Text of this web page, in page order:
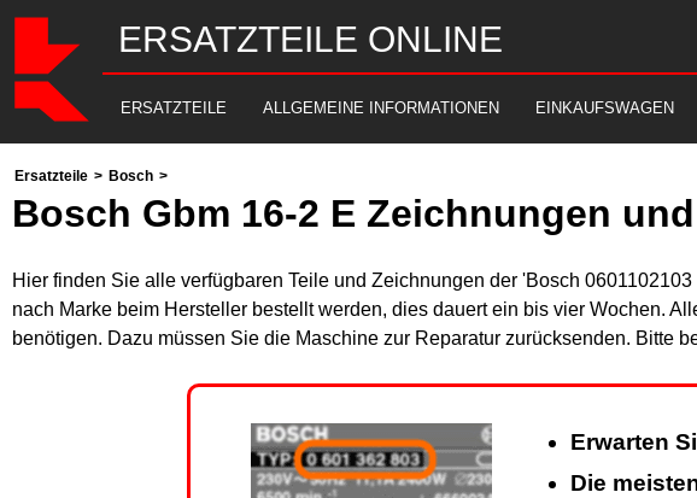
ERSATZTEILE ONLINE
ERSATZTEILE ALLGEMEINE INFORMATIONEN EINKAUFSWAGEN
Ersatzteile > Bosch >
Bosch Gbm 16-2 E Zeichnungen
Hier finden Sie alle verfügbaren Teile und Zeichnungen der 'Bosch
nach Marke beim Hersteller bestellt werden, dies dauert ein bis vier Wochen.
benötigen. Dazu müssen Sie die Maschine zur Reparatur zurücksenden. Bitte
Erwarten
Die